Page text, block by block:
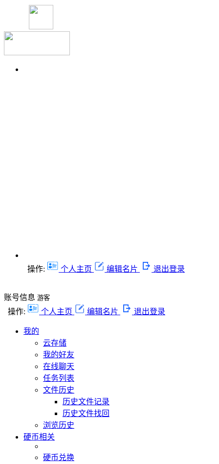
操作: 个人主页 编辑名片 退出登录
账号信息 游客
操作: 个人主页 编辑名片 退出登录
我的
云存储
我的好友
在线聊天
任务列表
文件历史
历史文件记录
历史文件找回
浏览历史
硬币相关
硬币兑换